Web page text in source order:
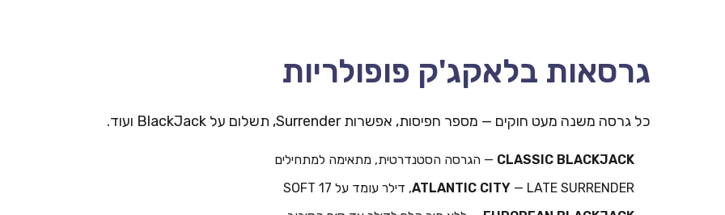
גרסאות בלאקג'ק פופולריות
כל גרסה משנה מעט חוקים — מספר חפיסות, אפשרות Surrender, תשלום על BlackJack ועוד.
CLASSIC BLACKJACK — הגרסה הסטנדרטית, מתאימה למתחילים
ATLANTIC CITY — LATE SURRENDER, דילר עומד על SOFT 17